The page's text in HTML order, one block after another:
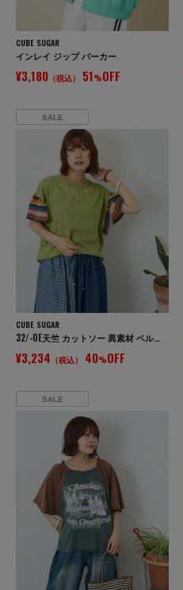
CUBE SUGAR
インレイ ジップ パーカー
¥3,180 （税込） 51%OFF
SALE
CUBE SUGAR
32/-OE天竺 カットソー 異素材 ベルスリーブ 胸刺繍 Tシャツ
¥3,234 （税込） 40%OFF
SALE